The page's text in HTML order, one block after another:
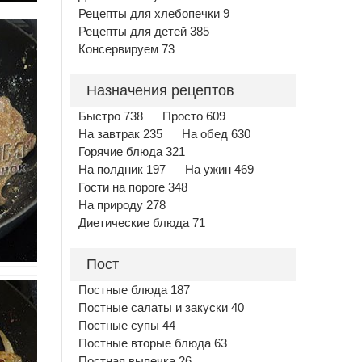
Рецепты для хлебопечки 9
Рецепты для детей 385
Консервируем 73
Назначения рецептов
Быстро 738
Просто 609
На завтрак 235
На обед 630
Горячие блюда 321
На полдник 197
На ужин 469
Гости на пороге 348
На природу 278
Диетические блюда 71
Пост
Постные блюда 187
Постные салаты и закуски 40
Постные супы 44
Постные вторые блюда 63